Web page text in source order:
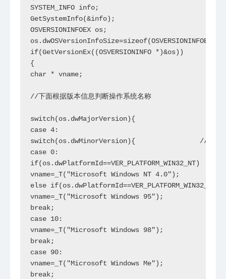
SYSTEM_INFO info;                                   //用
GetSystemInfo(&info);                               //
OSVERSIONINFOEX os;
os.dwOSVersionInfoSize=sizeof(OSVERSIONINFOEX);
if(GetVersionEx((OSVERSIONINFO *)&os))
{
char * vname;
//下面根据版本信息判断操作系统名称
switch(os.dwMajorVersion){                        //
case 4:
switch(os.dwMinorVersion){                //判断次
case 0:
if(os.dwPlatformId==VER_PLATFORM_WIN32_NT)
vname=_T("Microsoft Windows NT 4.0");
else
vname=_T("Microsoft Windows 95");
break;
case 10:
vname=_T("Microsoft Windows 98");
break;
case 90:
vname=_T("Microsoft Windows Me");
break;